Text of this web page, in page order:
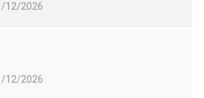
12/2026
12/2026